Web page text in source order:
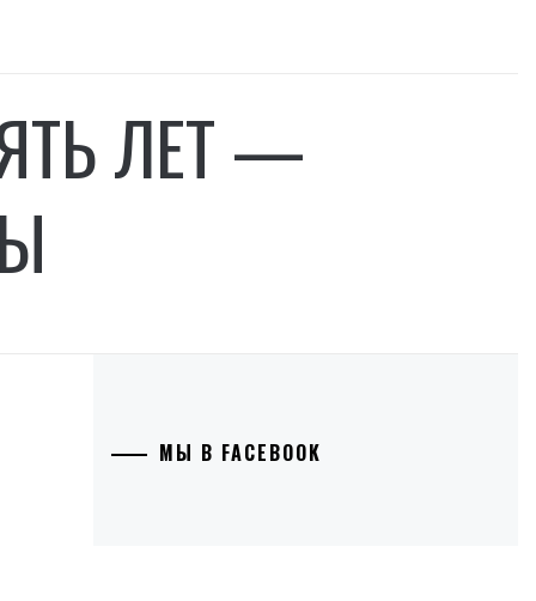
ЛЕТ —
МЫ В FACEBOOK